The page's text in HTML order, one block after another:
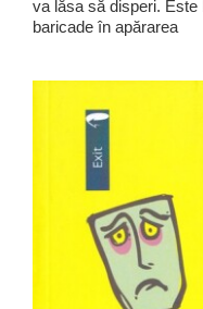
va lăsa să disperi. Este
baricade în apărarea